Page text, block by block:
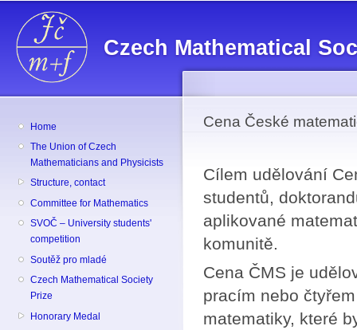
Czech Mathematical
Home
The Union of Czech
Mathematicians and Physicists
Structure, contact
Committee for Mathematics
SVOČ – University students'
competition
Soutěž pro mladé
Czech Mathematical Society
Prize
Honorary Medal
Cena České
Cílem udělování
studentů,
aplikované
komunitě.
Cena ČMS je
pracím nebo
matematiky, které